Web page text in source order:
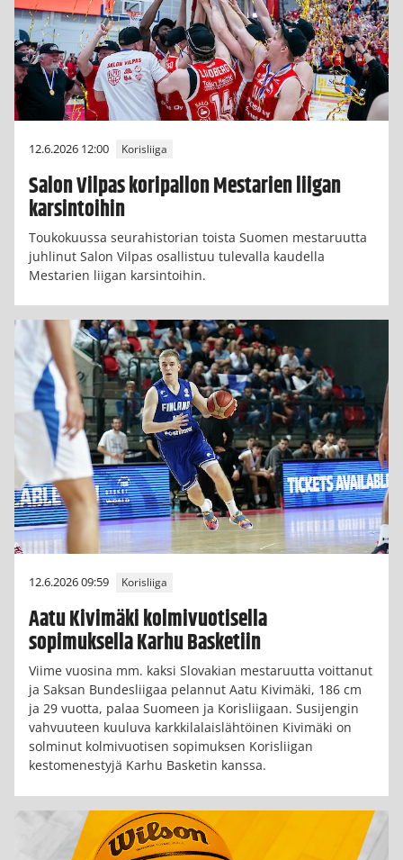
12.6.2026 12:00 Korisliiga
Salon Vilpas koripallon Mestarien liigan
karsintoihin
Toukokuussa seurahistorian toista Suomen mestaruutta
juhlinut Salon Vilpas osallistuu tulevalla kaudella
Mestarien liigan karsintoihin.
12.6.2026 09:59 Korisliiga
Aatu Kivimäki kolmivuotisella
sopimuksella Karhu Basketiin
Viime vuosina mm. kaksi Slovakian mestaruutta voittanut
ja Saksan Bundesliigaa pelannut Aatu Kivimäki, 186 cm
ja 29 vuotta, palaa Suomeen ja Korisliigaan. Susijengin
vahvuuteen kuuluva karkkilalaislähtöinen Kivimäki on
solminut kolmivuotisen sopimuksen Korisliigan
kestomenestyjä Karhu Basketin kanssa.